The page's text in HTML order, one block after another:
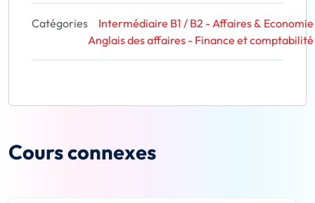
Catégories
Intermédiaire B1 / B2 - Affaires & Economie
Anglais des affaires - Finance et comptabilité
Cours connexes